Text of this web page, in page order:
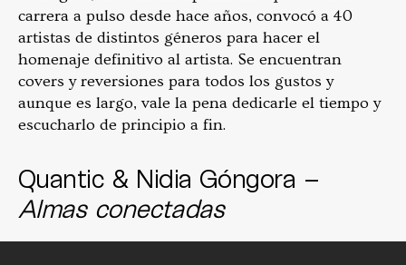
carrera a pulso desde hace años, convocó a 40
artistas de distintos géneros para hacer el
homenaje definitivo al artista. Se encuentran
covers y reversiones para todos los gustos y
aunque es largo, vale la pena dedicarle el tiempo y
escucharlo de principio a fin.
Quantic & Nidia Góngora –
Almas conectadas